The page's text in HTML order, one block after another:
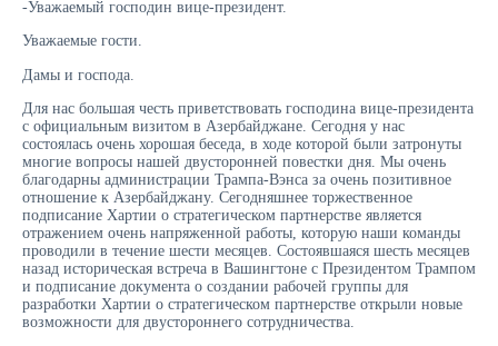
-Уважаемый господин вице-президент.
Уважаемые гости.
Дамы и господа.
Для нас большая честь приветствовать господина вице-президента
с официальным визитом в Азербайджане. Сегодня у нас
состоялась очень хорошая беседа, в ходе которой были затронуты
многие вопросы нашей двусторонней повестки дня. Мы очень
благодарны администрации Трампа-Вэнса за очень позитивное
отношение к Азербайджану. Сегодняшнее торжественное
подписание Хартии о стратегическом партнерстве является
отражением очень напряженной работы, которую наши команды
проводили в течение шести месяцев. Состоявшаяся шесть месяцев
назад историческая встреча в Вашингтоне с Президентом Трампом
и подписание документа о создании рабочей группы для
разработки Хартии о стратегическом партнерстве открыли новые
возможности для двустороннего сотрудничества.